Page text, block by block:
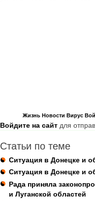
Жизнь Новости Вирус
Войдите на сайт для
Статьи по теме
Ситуация в Донецке и
Ситуация в Донецке и
Рада приняла
и Луганской областей